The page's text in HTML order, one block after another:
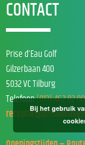
CONTACT
Prise d’Eau Golf
Gilzerbaan 400
5032 VC Tilburg
Telefoon(013) 462 82 00
Bij het gebruik